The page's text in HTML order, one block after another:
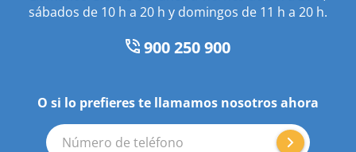
sábados de 10 h a 20 h y domingos de 11 h a 20 h.
900 250 900
O si lo prefieres te llamamos nosotros ahora
Número de teléfono